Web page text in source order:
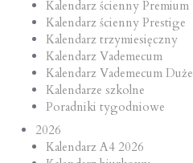
Kalendarz ścienny Premium
Kalendarz ścienny Prestige
Kalendarz trzymiesięczny
Kalendarz Vademecum
Kalendarz Vademecum Duże
Kalendarze szkolne
Poradniki tygodniowe
2026
Kalendarz A4 2026